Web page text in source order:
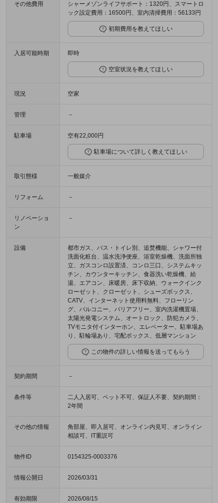
その他費用
シャーメゾンライフサポート：1320円、スマートロ
ック設定費用：16500円、室内清掃費用：56133円
初期費用を教えてほしい
入居可能時期 即時
空室状況を教えてほしい
現況 空家
管理 －
駐車場 空有22,000円
駐車場について詳しく教えてほしい
取引態様 一般媒介
リフォーム －
リノベーショ
ン
－
設備
都市ガス、バス・トイレ別、追焚機能、シャワー付
洗面化粧台、温水洗浄便座、浴室乾燥機、洗面所独
立、ガスコンロ設置済、コンロ三口、システムキッ
チン、カウンターキッチン、食器洗い乾燥機、給
湯、エアコン、床暖房、床下収納、ウォークインク
ローゼット、クローゼット、シューズボックス、
CATV、インターネット使用料無料、フローリン
グ、バルコニー、バリアフリー、室内洗濯機置場、
太陽光発電システム、オートロック、防犯カメラ、
TVモニタ付インターホン、エレベーター、駐車場あ
り、駐輪場あり、宅配ボックス、低層マンション
この物件の詳しい情報を送ってもらう
契約期間 －
条件等
二人入居可、ペット不可、保証人不要、契約期間：
2年間
その他の情報
角部屋、即入居可、オンライン内見可、オンライン
相談可、IT重説可
物件ID 0154325-0003376
情報公開日 2026/03/31
有効期限 2026/08/15